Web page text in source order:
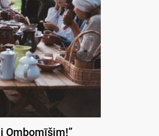
Ombomīšim!”